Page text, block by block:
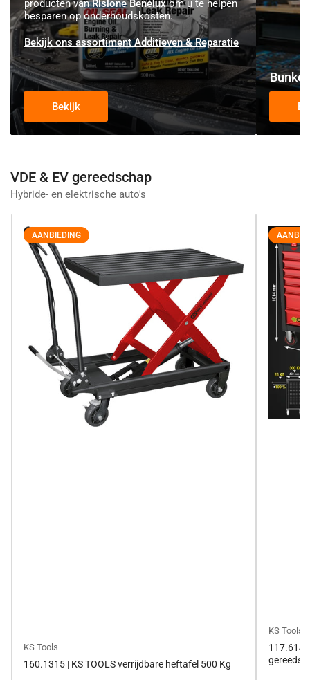
producten vanRislone Beneluxom u te helpen
besparen op onderhoudskosten.
Bekijk ons assortiment Additieven & Reparatie
Bekijk
Bunker
VDE & EV gereedschap
Hybride- en elektrische auto's
AANBIEDING
KS Tools
160.1315 | KS TOOLS verrijdbare heftafel 500 Kg
KS Tools
117.6144